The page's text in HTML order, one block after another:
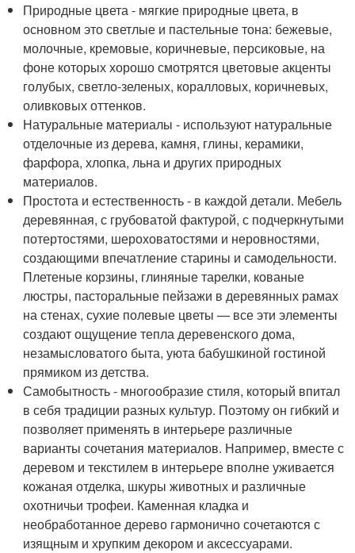
Природные цвета - мягкие природные цвета, в
основном это светлые и пастельные тона: бежевые,
молочные, кремовые, коричневые, персиковые, на
фоне которых хорошо смотрятся цветовые акценты
голубых, светло-зеленых, коралловых, коричневых,
оливковых оттенков.
Натуральные материалы - используют натуральные
отделочные из дерева, камня, глины, керамики,
фарфора, хлопка, льна и других природных
материалов.
Простота и естественность - в каждой детали. Мебель
деревянная, с грубоватой фактурой, с подчеркнутыми
потертостями, шероховатостями и неровностями,
создающими впечатление старины и самодельности.
Плетеные корзины, глиняные тарелки, кованые
люстры, пасторальные пейзажи в деревянных рамах
на стенах, сухие полевые цветы — все эти элементы
создают ощущение тепла деревенского дома,
незамысловатого быта, уюта бабушкиной гостиной
прямиком из детства.
Самобытность - многообразие стиля, который впитал
в себя традиции разных культур. Поэтому он гибкий и
позволяет применять в интерьере различные
варианты сочетания материалов. Например, вместе с
деревом и текстилем в интерьере вполне уживается
кожаная отделка, шкуры животных и различные
охотничьи трофеи. Каменная кладка и
необработанное дерево гармонично сочетаются с
изящным и хрупким декором и аксессуарами.